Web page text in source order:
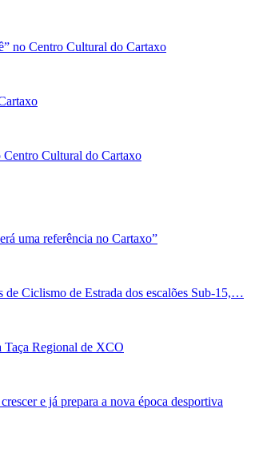
no Centro Cultural do Cartaxo
Centro Cultural do Cartaxo
uma referência no Cartaxo”
de Ciclismo de Estrada dos escalões Sub-15,…
Taça Regional de XCO
e já prepara a nova época desportiva